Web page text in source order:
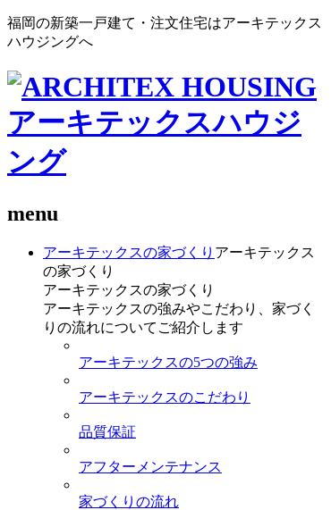
福岡の新築一戸建て・注文住宅はアーキテックス
ハウジングへ
menu
アーキテックスの家づくり アーキテックス
の家づくり
アーキテックスの家づくり
アーキテックスの強みやこだわり、家づく
りの流れについてご紹介します
アーキテックスの5つの強み
アーキテックスのこだわり
品質保証
アフターメンテナンス
家づくりの流れ